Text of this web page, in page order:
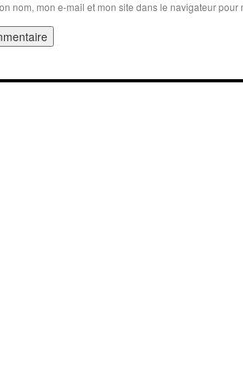
nom, mon e-mail et mon site dans le navigateur